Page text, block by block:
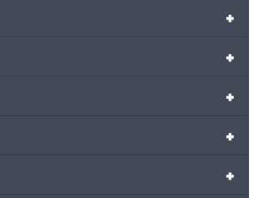
+
+
+
+
+